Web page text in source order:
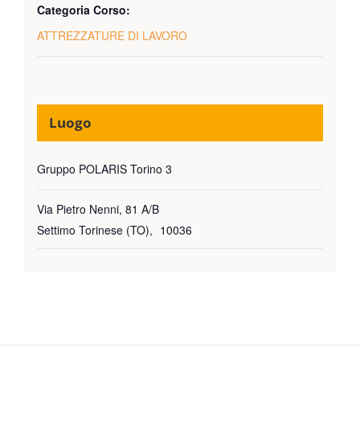
Categoria Corso:
ATTREZZATURE DI LAVORO
Luogo
Gruppo POLARIS Torino 3
Via Pietro Nenni, 81 A/B
Settimo Torinese (TO), 10036